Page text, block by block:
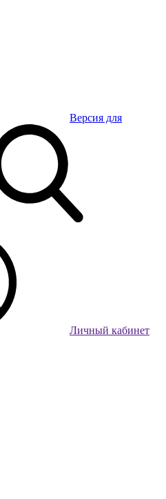
Версия для
Личный кабинет